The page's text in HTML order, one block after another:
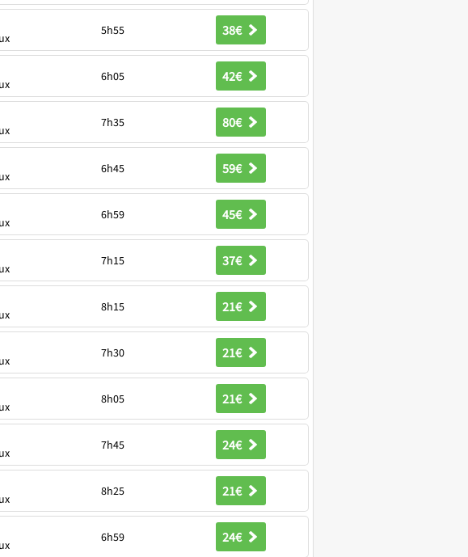
5h55 38€
6h05 42€
7h35 80€
6h45 59€
6h59 45€
7h15 37€
8h15 21€
7h30 21€
8h05 21€
7h45 24€
8h25 21€
6h59 24€